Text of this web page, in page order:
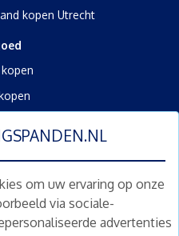
om uw ervaring op onze
via sociale-
advertenties
kopen Utrecht